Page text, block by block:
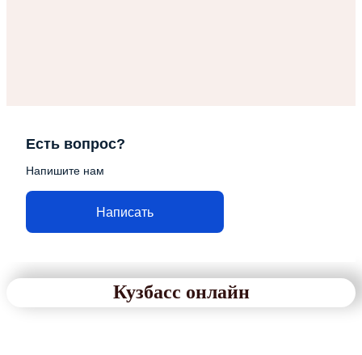
Есть вопрос?
Напишите нам
Написать
Кузбасс онлайн